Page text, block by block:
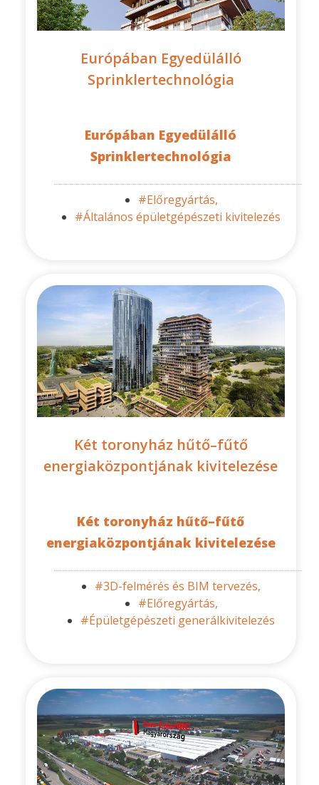
Európában Egyedülálló
Sprinklertechnológia
Európában Egyedülálló
Sprinklertechnológia
#Előregyártás,
#Általános épületgépészeti kivitelezés
Két toronyház hűtő–fűtő
energiaközpontjának kivitelezése
Két toronyház hűtő–fűtő
energiaközpontjának kivitelezése
#3D-felmérés és BIM tervezés,
#Előregyártás,
#Épületgépészeti generálkivitelezés